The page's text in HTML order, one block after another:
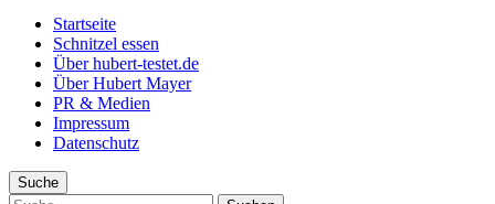
Startseite
Schnitzel essen
Über hubert-testet.de
Über Hubert Mayer
PR & Medien
Impressum
Datenschutz
Suche